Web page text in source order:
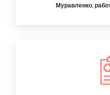
Муравленко,